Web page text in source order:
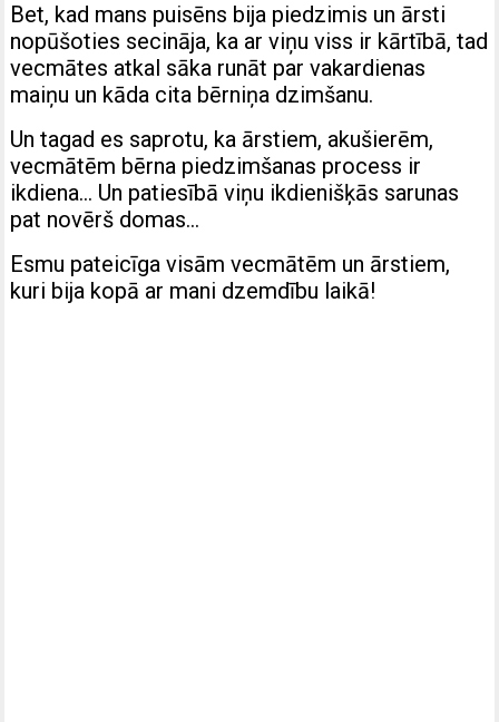
Bet, kad mans puisēns bija piedzimis un ārsti
nopūšoties secināja, ka ar viņu viss ir kārtībā, tad
vecmātes atkal sāka runāt par vakardienas
maiņu un kāda cita bērniņa dzimšanu.
Un tagad es saprotu, ka ārstiem, akušierēm,
vecmātēm bērna piedzimšanas process ir
ikdiena… Un patiesībā viņu ikdienišķās sarunas
pat novērš domas…
Esmu pateicīga visām vecmātēm un ārstiem,
kuri bija kopā ar mani dzemdību laikā!